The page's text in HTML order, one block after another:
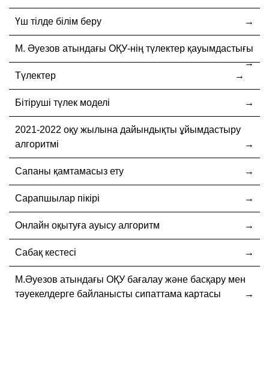
Үш тілде білім беру
М. Әуезов атындағы ОҚУ-нің түлектер қауымдастығы
Түлектер
Бітіруші түлек моделі
2021-2022 оқу жылына дайындықты ұйымдастыру
алгоритмі
Сапаны қамтамасыз ету
Сарапшылар пікірі
Онлайн оқытуға ауысу алгоритм
Сабақ кестесі
М.Әуезов атындағы ОҚУ бағалау және басқару мен
тәуекелдерге байланысты сипаттама картасы